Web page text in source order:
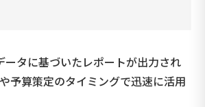
ータに基づいたレポートが出力され
予算策定のタイミングで迅速に活用